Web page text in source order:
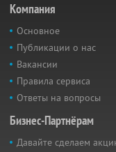
Компания
Основное
Публикации о нас
Вакансии
Правила сервиса
Ответы на вопросы
Бизнес-Партнёрам
Давайте сделаем